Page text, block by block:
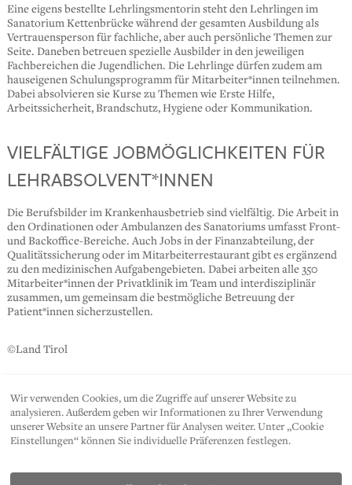
Eine eigens bestellte Lehrlingsmentorin steht den Lehrlingen im
Sanatorium Kettenbrücke während der gesamten Ausbildung als
Vertrauensperson für fachliche, aber auch persönliche Themen zur
Seite. Daneben betreuen spezielle Ausbilder in den jeweiligen
Fachbereichen die Jugendlichen. Die Lehrlinge dürfen zudem am
hauseigenen Schulungsprogramm für Mitarbeiter*innen teilnehmen.
Dabei absolvieren sie Kurse zu Themen wie Erste Hilfe,
Arbeitssicherheit, Brandschutz, Hygiene oder Kommunikation.
VIELFÄLTIGE JOBMÖGLICHKEITEN FÜR
LEHRABSOLVENT*INNEN
Die Berufsbilder im Krankenhausbetrieb sind vielfältig. Die Arbeit in
den Ordinationen oder Ambulanzen des Sanatoriums umfasst Front-
und Backoffice-Bereiche. Auch Jobs in der Finanzabteilung, der
Qualitätssicherung oder im Mitarbeiterrestaurant gibt es ergänzend
zu den medizinischen Aufgabengebieten. Dabei arbeiten alle 350
Mitarbeiter*innen der Privatklinik im Team und interdisziplinär
zusammen, um gemeinsam die bestmögliche Betreuung der
Patient*innen sicherzustellen.
©Land Tirol
Wir verwenden Cookies, um die Zugriffe auf unserer Website zu
analysieren. Außerdem geben wir Informationen zu Ihrer Verwendung
unserer Website an unsere Partner für Analysen weiter. Unter „Cookie
Einstellungen“ können Sie individuelle Präferenzen festlegen.